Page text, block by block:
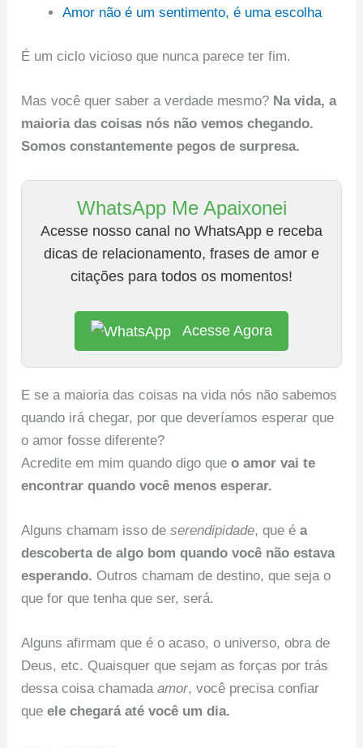
Amor não é um sentimento, é uma escolha
É um ciclo vicioso que nunca parece ter fim.
Mas você quer saber a verdade mesmo? Na vida, a
maioria das coisas nós não vemos chegando.
Somos constantemente pegos de surpresa.
WhatsApp Me Apaixonei
Acesse nosso canal no WhatsApp e receba
dicas de relacionamento, frases de amor e
citações para todos os momentos!
Acesse Agora
E se a maioria das coisas na vida nós não sabemos
quando irá chegar, por que deveríamos esperar que
o amor fosse diferente?
Acredite em mim quando digo queo amor vai te
encontrar quando você menos esperar.
Alguns chamam isso deserendipidade, que éa
descoberta de algo bom quando você não estava
esperando. Outros chamam de destino, que seja o
que for que tenha que ser, será.
Alguns afirmam que é o acaso, o universo, obra de
Deus, etc. Quaisquer que sejam as forças por trás
dessa coisa chamadaamor, você precisa confiar
queele chegará até você um dia.